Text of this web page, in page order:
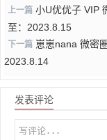
上一篇 小U优优子 VIP
至：2023.8.15
下一篇 崽崽nana 微密
2023.8.14
发表评论